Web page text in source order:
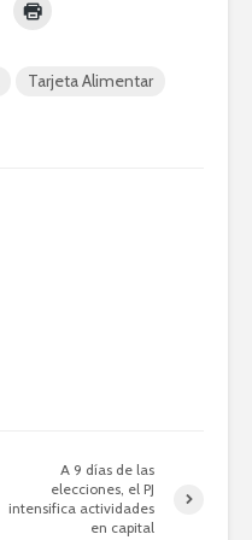
Tarjeta Alimentar
A 9 días de las
elecciones, el PJ
intensifica actividades
en capital